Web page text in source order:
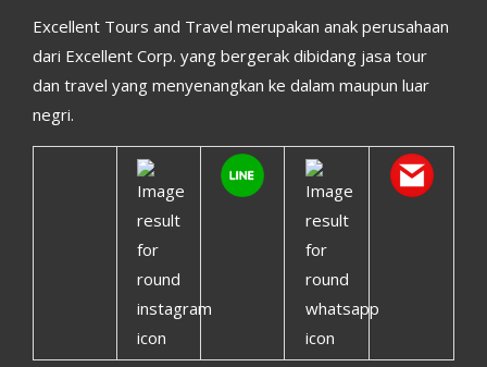
Excellent Tours and Travel merupakan anak perusahaan
dari Excellent Corp. yang bergerak dibidang jasa tour
dan travel yang menyenangkan ke dalam maupun luar
negri.